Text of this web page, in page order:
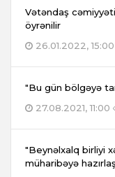
Vətəndaş
öyrənilir
26.01.2022, 15:00
"Bu gün bölgəyə
27.08.2021, 11:00
"Beynəlxalq birliyi
müharibəyə